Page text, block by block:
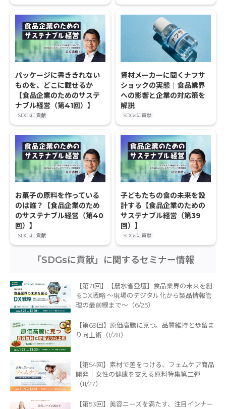
パッケージに書ききれない
ものを、どこに載せるか
【食品企業のためのサステ
ナブル経営（第41回）】
SDGsに貢献
資材メーカーに聞くナフサ
ショックの実態｜食品業界
への影響と企業の対応策を
解説
SDGsに貢献
お菓子の原料を作っている
のは誰？【食品企業のため
のサステナブル経営（第40
回）】
SDGsに貢献
子どもたちの食の未来を設
計する【食品企業のための
サステナブル経営（第39
回）】
SDGsに貢献
「SDGsに貢献」に関するセミナー情報
【第71回】【農水省登壇】食品業界の未来を創
るDX戦略 〜現場のデジタル化から製品情報管
理の最前線まで〜（6/25）
【第69回】原価高騰に克つ。品質維持と歩留ま
り向上術（1/28）
【第54回】素材で差をつける、フェムケア商品
開発｜女性の健康を支える原料特集第二弾
（11/27）
【第53回】美容ニーズを満たす、注目インナー